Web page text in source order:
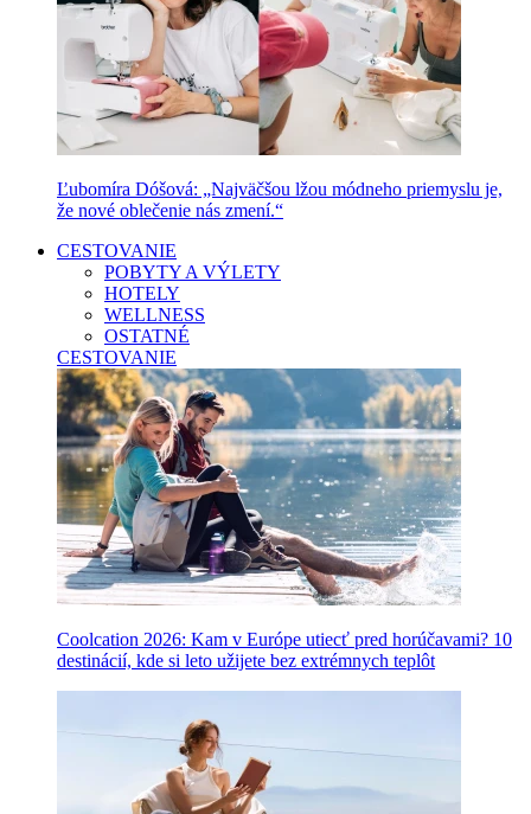
Ľubomíra Dóšová: „Najväčšou lžou módneho priemyslu je,
že nové oblečenie nás zmení.“
CESTOVANIE
POBYTY A VÝLETY
HOTELY
WELLNESS
OSTATNÉ
CESTOVANIE
Coolcation 2026: Kam v Európe utiecť pred horúčavami? 10
destinácií, kde si leto užijete bez extrémnych teplôt